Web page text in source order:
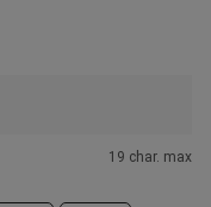
19 char. max